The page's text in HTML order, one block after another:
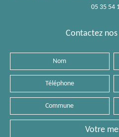
05 35 54
Contactez
Téléphone
Commune